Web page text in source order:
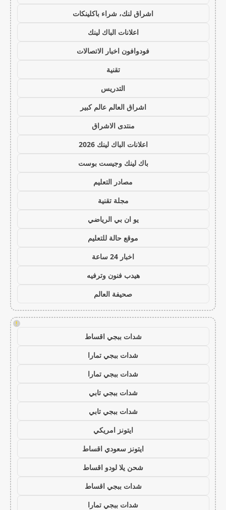
اشراق لنك، شراء باكلينكات
اعلانات الباك لينك
فودوافون اخبار الاتصالات
تقنية
التدريس
اشراق العالم عالم كبير
منتدى الاشراق
اعلانات الباك لينك 2026
باك لينك وجيست بوست
مصادر التعليم
مجلة تقنية
يو ان بي الرياضي
موقع حالة للتعليم
اخبار 24 ساعة
هيدب فنون وترفيه
صحيفة العالم
!
شدات ببجي اقساط
شدات ببجي تمارا
شدات ببجي تمارا
شدات ببجي تابي
شدات ببجي تابي
ايتونز امريكي
ايتونز سعودي اقساط
شحن يلا لودو اقساط
شدات ببجي اقساط
شدات ببجي تمارا